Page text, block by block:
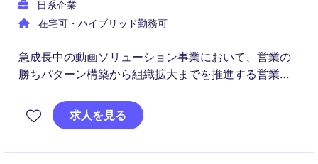
日系企業
在宅可・ハイブリッド勤務可
急成長中の動画ソリューション事業において、営業の
勝ちパターン構築から組織拡大までを推進する営業・
がら、商品戦略、営業プロセス設計、SFA/CRM運用、
人材採用・育成を通じて事業成長をリードしていただ
求人を見る